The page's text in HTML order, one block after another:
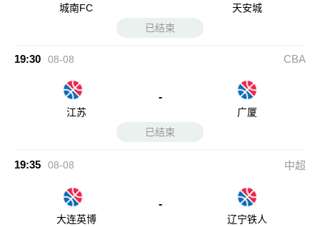
城南FC
天安城
已结束
19:30 08-08 CBA
江苏 -
广厦
已结束
19:35 08-08 中超
大连英博
辽宁铁人